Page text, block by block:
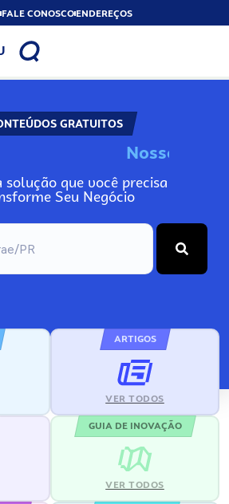
FALE CONOSCOENDEREÇOS
GRATUITOS
Nosso
solução que você precisa
Seu Negócio
ARTIGOS
VER TODOS
GUIA DE INOVAÇÃO
VER TODOS